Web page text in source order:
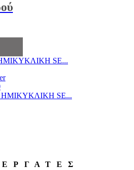
SE...
SE...